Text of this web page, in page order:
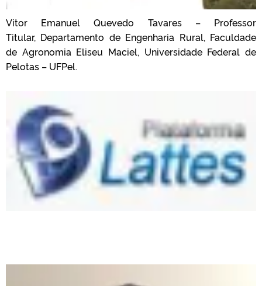
Vitor Emanuel Quevedo Tavares – Professor
Titular, Departamento de Engenharia Rural, Faculdade
de Agronomia Eliseu Maciel, Universidade Federal de
Pelotas – UFPel.